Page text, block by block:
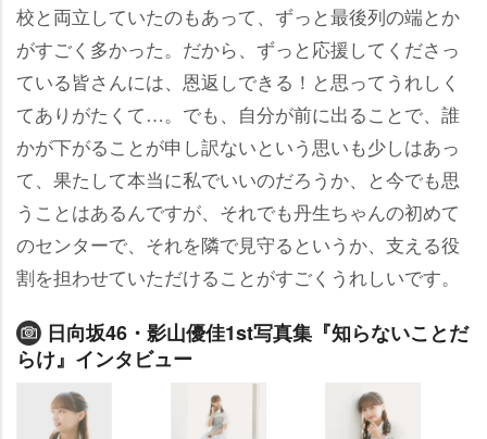
校と両立していたのもあって、ずっと最後列の端とか
がすごく多かった。だから、ずっと応援してくださっ
ている皆さんには、恩返しできる！と思ってうれしく
てありがたくて…。でも、自分が前に出ることで、誰
かが下がることが申し訳ないという思いも少しはあっ
て、果たして本当に私でいいのだろうか、と今でも思
うことはあるんですが、それでも丹生ちゃんの初めて
のセンターで、それを隣で見守るというか、支える役
割を担わせていただけることがすごくうれしいです。
日向坂46・影山優佳1st写真集『知らないことだ
らけ』インタビュー